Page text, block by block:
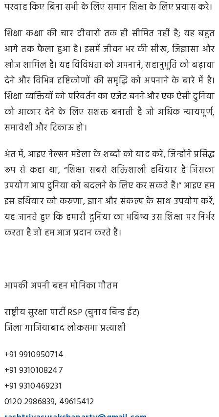
परवाह किए बिना सभी के लिए समान शिक्षा के लिए प्रयास करें।
शिक्षा कक्षा की चार दीवारों तक ही सीमित नहीं है; यह बहुत
आगे तक फैला हुआ है। इसमें जीवन भर की सीख, जिज्ञासा और
खोज शामिल है। यह विविधता को अपनाने, सहानुभूति को बढ़ावा
देने और विभिन्न दृष्टिकोणों की समृद्धि को अपनाने के बारे में है।
शिक्षा व्यक्तियों को परिवर्तन का एजेंट बनने और एक ऐसी दुनिया
को आकार देने के लिए सशक्त बनाती है जो अधिक न्यायपूर्ण,
समावेशी और टिकाऊ हो।
अंत में, आइए नेल्सन मंडेला के शब्दों को याद करें, जिन्होंने प्रसिद्ध
रूप से कहा था, “शिक्षा सबसे शक्तिशाली हथियार है जिसका
उपयोग आप दुनिया को बदलने के लिए कर सकते हैं।” आइए हम
इस हथियार को करुणा, ज्ञान और संकल्प के साथ उपयोग करें,
यह जानते हुए कि हमारी दुनिया का भविष्य उस शिक्षा पर निर्भर
करता है जो हम आज प्रदान करते हैं।
आपकी अपनी बहन मोनिका गौतम
राष्ट्रीय सुरक्षा पार्टी RSP (चुनाव चिन्ह ईंट)
जिला गाजियाबाद लोकसभा प्रत्याशी
+91 9910950714
+91 9310108247
+91 9310469231
0120 2986839, 49615412